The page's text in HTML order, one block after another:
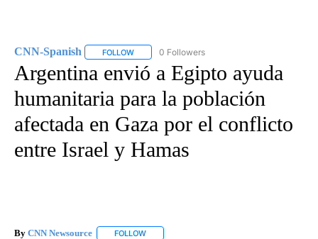
CNN-Spanish FOLLOW FOLLOW "CNN-SPANISH" TO RECEIVE
0 Followers
Argentina envió a Egipto ayuda
humanitaria para la población
afectada en Gaza por el conflicto
entre Israel y Hamas
By CNN Newsource FOLLOW